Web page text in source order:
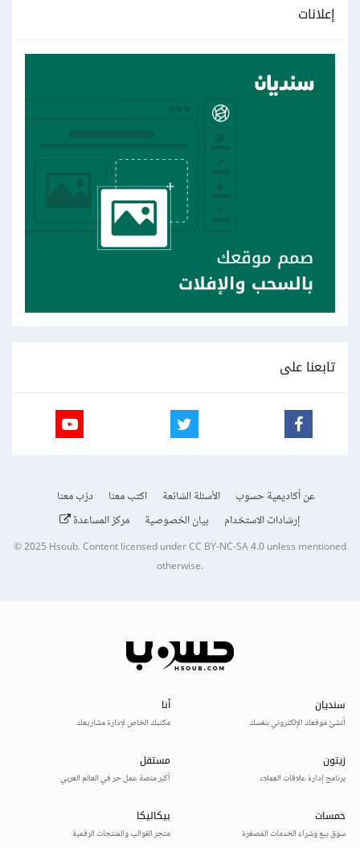
إعلانات
تابعنا على
عن أكاديمية حسوب الأسئلة الشائعة اكتب معنا
درّب معنا
إرشادات الاستخدام
بيان الخصوصية مركز المساعدة
© 2025Hsoub.Content licensed underCC BY-NC-SA 4.0unless mentioned
otherwise.